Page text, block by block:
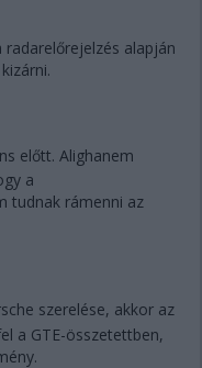
alapján
előtt. Alighanem
a
tudnak rámenni az
szerelése, akkor az
a GTE-összetettben,